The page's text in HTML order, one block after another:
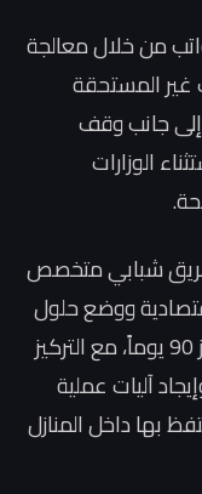
من خلال معالجة
غير المستحقة
إلى جانب وقف
الوزارات
شبابي متخصص
ووضع حلول
سريعة قابلة للتنفيذ خلال مدة لا تتجاوز 90 يوماً، مع التركيز
آليات عملية
بها داخل المنازل